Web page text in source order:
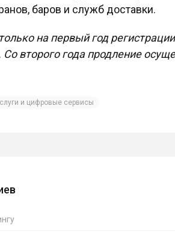
баров и служб доставки.
на первый год
второго года продление
и цифровые сервисы